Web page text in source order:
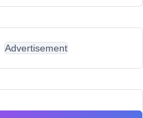
Advertisement